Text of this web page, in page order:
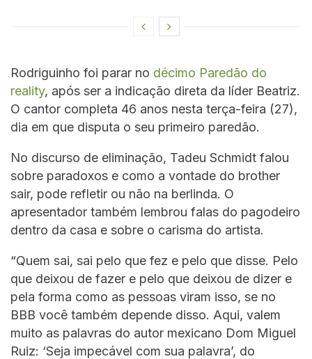
Rodriguinho foi parar no décimo Paredão do
reality, após ser a indicação direta da líder Beatriz.
O cantor completa 46 anos nesta terça-feira (27),
dia em que disputa o seu primeiro paredão.
No discurso de eliminação, Tadeu Schmidt falou
sobre paradoxos e como a vontade do brother
sair, pode refletir ou não na berlinda. O
apresentador também lembrou falas do pagodeiro
dentro da casa e sobre o carisma do artista.
“Quem sai, sai pelo que fez e pelo que disse. Pelo
que deixou de fazer e pelo que deixou de dizer e
pela forma como as pessoas viram isso, se no
BBB você também depende disso. Aqui, valem
muito as palavras do autor mexicano Dom Miguel
Ruiz: ‘Seja impecável com sua palavra’, do